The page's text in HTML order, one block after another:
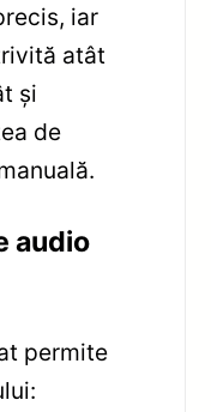
iar
atât
și
de
audio
permite